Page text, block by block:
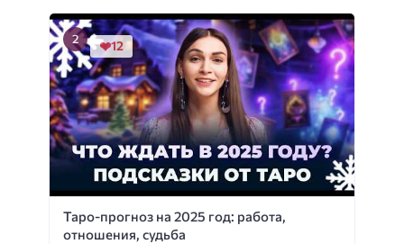
Таро-прогноз на 2025 год: работа,
отношения, судьба
12